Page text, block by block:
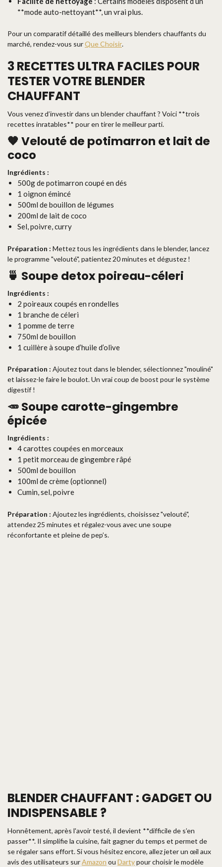
**mode auto-nettoyant**, un vrai plus.
Pour un comparatif détaillé des meilleurs blenders chauffants du
marché, rendez-vous surQue Choisir.
3 RECETTES ULTRA FACILES POUR
TESTER VOTRE BLENDER
CHAUFFANT
Vous venez d’investir dans un blender chauffant ? Voici **trois
recettes inratables** pour en tirer le meilleur parti.
🧡 Velouté de potimarron et lait de
coco
Ingrédients :
500g de potimarron coupé en dés
1 oignon émincé
500ml de bouillon de légumes
200ml de lait de coco
Sel, poivre, curry
Préparation : Mettez tous les ingrédients dans le blender, lancez
le programme "velouté", patientez 20 minutes et dégustez !
🍵 Soupe detox poireau-céleri
Ingrédients :
2 poireaux coupés en rondelles
1 branche de céleri
1 pomme de terre
750ml de bouillon
1 cuillère à soupe d’huile d’olive
Préparation : Ajoutez tout dans le blender, sélectionnez "mouliné"
et laissez-le faire le boulot. Un vrai coup de boost pour le système
digestif !
🥕 Soupe carotte-gingembre
épicée
Ingrédients :
4 carottes coupées en morceaux
1 petit morceau de gingembre râpé
500ml de bouillon
100ml de crème (optionnel)
Cumin, sel, poivre
Préparation : Ajoutez les ingrédients, choisissez "velouté",
attendez 25 minutes et régalez-vous avec une soupe
réconfortante et pleine de pep’s.
BLENDER CHAUFFANT : GADGET OU
INDISPENSABLE ?
Honnêtement, après l'avoir testé, il devient **difficile de s’en
passer**. Il simplifie la cuisine, fait gagner du temps et permet de
se régaler sans effort. Si vous hésitez encore, allez jeter un œil aux
avis des utilisateurs surAmazon ou Dartypour choisir le modèle